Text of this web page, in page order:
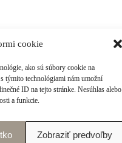
cookie
ako sú súbory cookie na
týmito technológiami nám umožní
ID na tejto stránke. Nesúhlas alebo
a funkcie.
Zobraziť predvoľby